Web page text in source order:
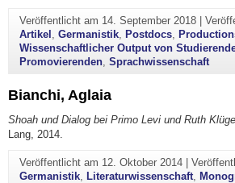
Veröffentlicht am 14. September 2018|
Artikel , Germanistik, Postdocs,
Wissenschaftlicher Output von
Promovierenden, Sprachwissenschaft
Bianchi, Aglaia
Shoah und Dialog bei Primo Levi und Ruth
Lang, 2014.
Veröffentlicht am 12. Oktober 2014|
Germanistik, Literaturwissenschaft,